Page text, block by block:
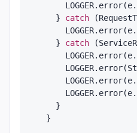
    }
catch
    }
catch
    }
  }